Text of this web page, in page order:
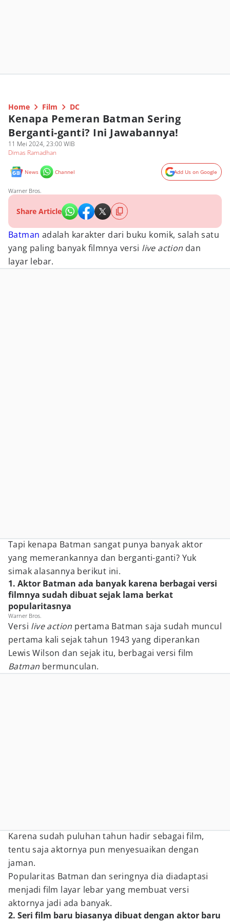
Home Film DC
Kenapa Pemeran Batman Sering
Berganti-ganti? Ini Jawabannya!
11 Mei 2024, 23:00 WIB
Dimas Ramadhan
News Channel Add Us on Google
Warner Bros.
Share Article
Batman adalah karakter dari buku komik, salah satu
yang paling banyak filmnya versi live action dan
layar lebar.
Tapi kenapa Batman sangat punya banyak aktor
yang memerankannya dan berganti-ganti? Yuk
simak alasannya berikut ini.
1. Aktor Batman ada banyak karena berbagai versi
filmnya sudah dibuat sejak lama berkat
popularitasnya
Warner Bros.
Versi live action pertama Batman saja sudah muncul
pertama kali sejak tahun 1943 yang diperankan
Lewis Wilson dan sejak itu, berbagai versi film
Batman bermunculan.
Karena sudah puluhan tahun hadir sebagai film,
tentu saja aktornya pun menyesuaikan dengan
jaman.
Popularitas Batman dan seringnya dia diadaptasi
menjadi film layar lebar yang membuat versi
aktornya jadi ada banyak.
2. Seri film baru biasanya dibuat dengan aktor baru